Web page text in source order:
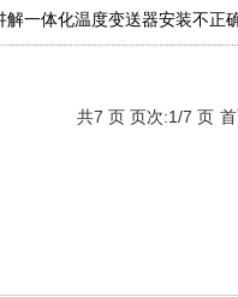
解一体化温度变送器安装不正
共7 页 页次:1/7 页